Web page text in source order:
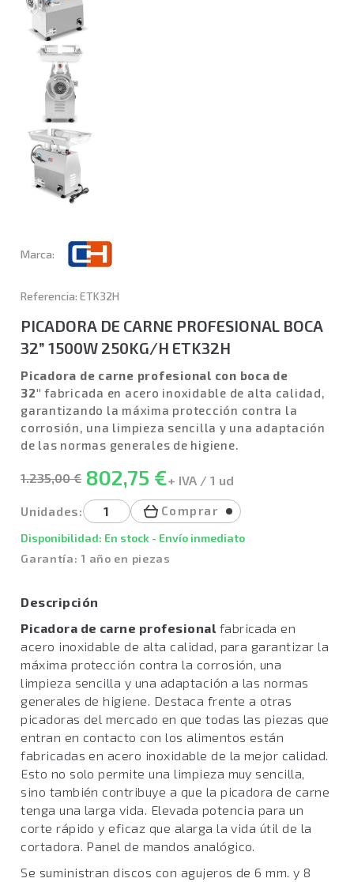
Marca:
Referencia: ETK32H
PICADORA DE CARNE PROFESIONAL BOCA
32” 1500W 250KG/H ETK32H
Picadora de carne profesional con boca de
32"fabricada en acero inoxidable de alta calidad,
garantizando la máxima protección contra la
corrosión, una limpieza sencilla y una adaptación
de las normas generales de higiene.
1.235,00 € 802,75 €+ IVA / 1 ud
Unidades: Comprar
Disponibilidad: En stock - Envío inmediato
Garantía: 1 año en piezas
Descripción
Picadora de carne profesional fabricada en
acero inoxidable de alta calidad, para garantizar la
máxima protección contra la corrosión, una
limpieza sencilla y una adaptación a las normas
generales de higiene. Destaca frente a otras
picadoras del mercado en que todas las piezas que
entran en contacto con los alimentos están
fabricadas en acero inoxidable de la mejor calidad.
Esto no solo permite una limpieza muy sencilla,
sino también contribuye a que la picadora de carne
tenga una larga vida. Elevada potencia para un
corte rápido y eficaz que alarga la vida útil de la
cortadora. Panel de mandos analógico.
Se suministran discos con agujeros de 6 mm. y 8